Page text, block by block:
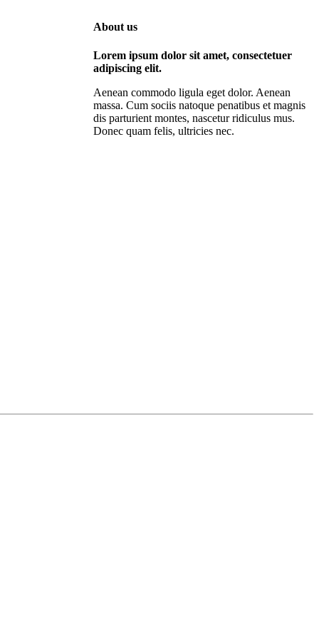
About us
Lorem ipsum dolor sit amet, consectetuer
adipiscing elit.
Aenean commodo ligula eget dolor. Aenean
massa. Cum sociis natoque penatibus et magnis
dis parturient montes, nascetur ridiculus mus.
Donec quam felis, ultricies nec.